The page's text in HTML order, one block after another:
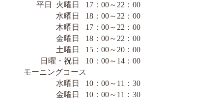
平日 火曜日
17：00～22：00
水曜日
18：00～22：00
木曜日
17：00～22：00
金曜日
18：00～22：00
土曜日
15：00～20：00
日曜・祝日
10：00～14：00
モーニングコース
水曜日
10：00～11：30
金曜日
10：00～11：30